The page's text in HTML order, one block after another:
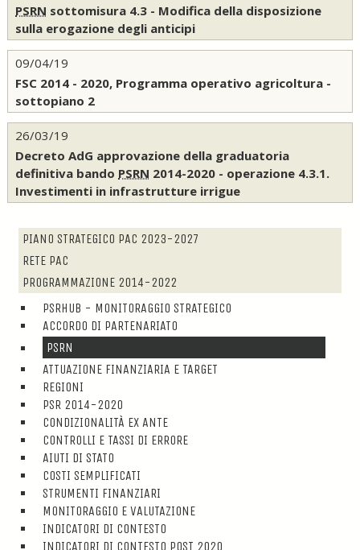
PSRN sottomisura 4.3 - Modifica della disposizione
sulla erogazione degli anticipi
09/04/19
FSC 2014 - 2020, Programma operativo agricoltura -
sottopiano 2
26/03/19
Decreto AdG approvazione della graduatoria
definitiva bando PSRN 2014-2020 - operazione 4.3.1.
Investimenti in infrastrutture irrigue
PIANO STRATEGICO PAC 2023-2027
RETE PAC
PROGRAMMAZIONE 2014-2022
PSRHUB - MONITORAGGIO STRATEGICO
ACCORDO DI PARTENARIATO
PSRN
ATTUAZIONE FINANZIARIA E TARGET
REGIONI
PSR 2014-2020
CONDIZIONALITÀ EX ANTE
CONTROLLI E TASSI DI ERRORE
AIUTI DI STATO
COSTI SEMPLIFICATI
STRUMENTI FINANZIARI
MONITORAGGIO E VALUTAZIONE
INDICATORI DI CONTESTO
INDICATORI DI CONTESTO POST 2020